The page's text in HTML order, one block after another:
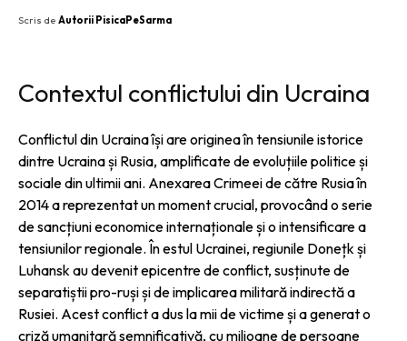
Scris de Autorii PisicaPeSarma
Contextul conflictului din Ucraina
Conflictul din Ucraina își are originea în tensiunile istorice
dintre Ucraina și Rusia, amplificate de evoluțiile politice și
sociale din ultimii ani. Anexarea Crimeei de către Rusia în
2014 a reprezentat un moment crucial, provocând o serie
de sancțiuni economice internaționale și o intensificare a
tensiunilor regionale. În estul Ucrainei, regiunile Donețk și
Luhansk au devenit epicentre de conflict, susținute de
separatiștii pro-ruși și de implicarea militară indirectă a
Rusiei. Acest conflict a dus la mii de victime și a generat o
criză umanitară semnificativă, cu milioane de persoane